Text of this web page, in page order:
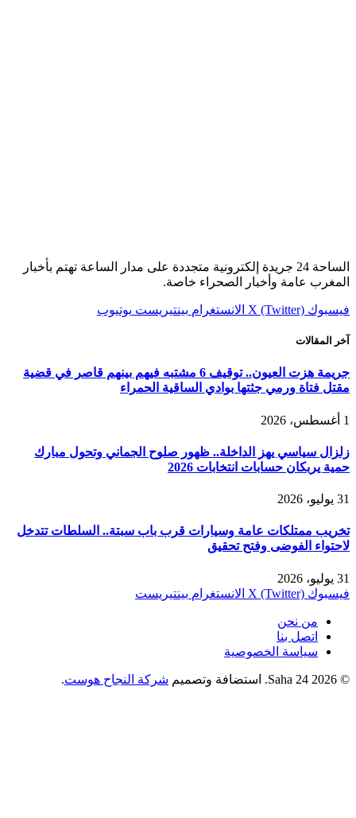
الساحة 24 جريدة إلكترونية متجددة على مدار الساعة تهتم بأخبار
المغرب عامة وأخبار الصحراء خاصة.
فيسبوك X (Twitter) الانستغرام بينتيريست يوتيوب
آخر المقالات
جريمة هزت العيون.. توقيف 6 مشتبه فيهم بينهم قاصر في قضية
مقتل فتاة ورمي جثتها بوادي الساقية الحمراء
1 أغسطس، 2026
زلزال سياسي يهز الداخلة.. ظهور صلوح الجماني وتحول مبارك
حمية يربكان حسابات انتخابات 2026
31 يوليو، 2026
تخريب ممتلكات عامة وسيارات قرب باب سبتة.. السلطات تتدخل
لاحتواء الفوضى وفتح تحقيق
31 يوليو، 2026
فيسبوك X (Twitter) الانستغرام بينتيريست
من نحن
اتصل بنا
سياسة الخصوصية
© 2026 Saha 24. استضافة وتصميم شركة النجاح هوست.